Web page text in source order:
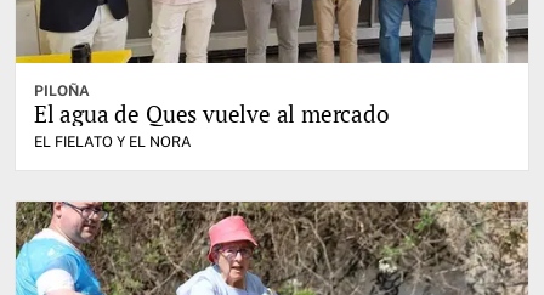
PILOÑA
El agua de Ques vuelve al mercado
EL FIELATO Y EL NORA